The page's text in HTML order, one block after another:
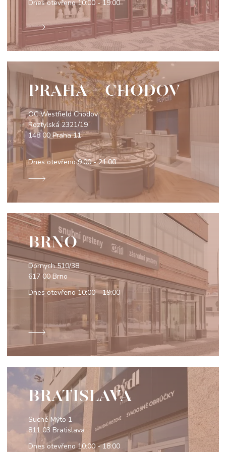
Dnes otevřeno10:00 - 19:00
PRAHA - CHODOV
OC Westfield Chodov
Roztylská 2321/19
148 00 Praha 11
Dnes otevřeno9:00 - 21:00
BRNO
Dornych 510/38
617 00 Brno
Dnes otevřeno 10:00 - 19:00
BRATISLAVA
Suché Mýto 1
811 03 Bratislava
Dnes otevřeno10:00 - 18:00